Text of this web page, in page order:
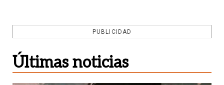
PUBLICIDAD
Últimas noticias